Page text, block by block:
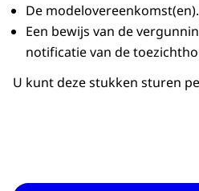
De modelovereenkomst(en).
Een bewijs van de
notificatie van de
U kunt deze stukken sturen